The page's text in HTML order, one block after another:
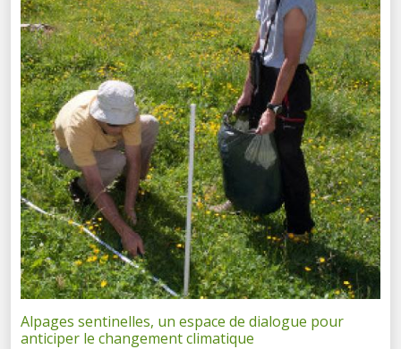
Alpages sentinelles, un espace de dialogue pour
anticiper le changement climatique